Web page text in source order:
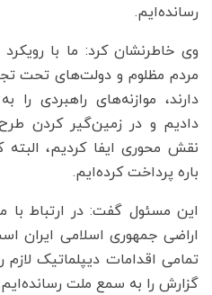
رسانده‌ایم.
وی خاطرنشان کرد: ما با
مردم مظلوم و دولت‌های تحت
دارند، موازنه‌های راهبردی
دادیم و در زمین‌گیر کردن طرح
نقش محوری ایفا کردیم،
باره پرداخت کرده‌ایم.
این مسئول گفت: در ارتباط با
اراضی جمهوری اسلامی ایران
تمامی اقدامات دیپلماتیک لازم
گزارش را به سمع ملت